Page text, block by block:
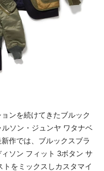
ンを続けてきたブルック
ソン・ジュンヤ ワタナベ
作では、ブルックスブラ
ソン フィット 3ボタン サ
トをミックスしカスタマイ